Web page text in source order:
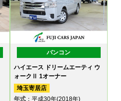
バンコン
ハイエース ドリームエーティ ウ
ォークⅡ 1オーナー
埼玉寄居店
年式：平成30年(2018年)